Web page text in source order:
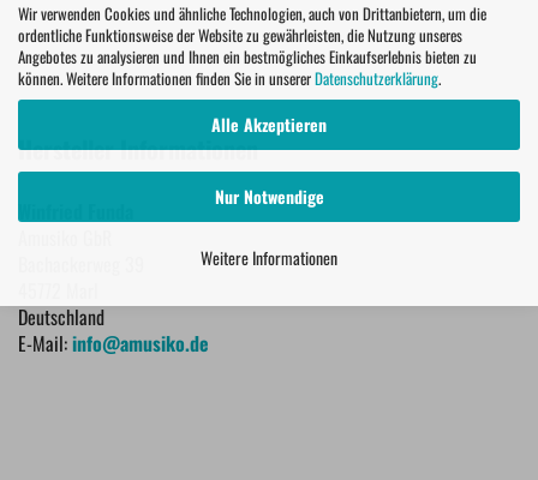
Wir verwenden Cookies und ähnliche Technologien, auch von Drittanbietern, um die
ordentliche Funktionsweise der Website zu gewährleisten, die Nutzung unseres
Angebotes zu analysieren und Ihnen ein bestmögliches Einkaufserlebnis bieten zu
können. Weitere Informationen finden Sie in unsererDatenschutzerklärung.
Alle Akzeptieren
Nur Notwendige
Weitere Informationen
Hersteller Informationen
Deutschland
E-Mail:info@amusiko.de